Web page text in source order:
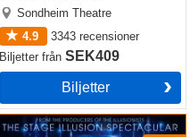
Sondheim Theatre
4.9
3343 recensioner
BiljetterfrånSEK409
Biljetter
Now You See Me